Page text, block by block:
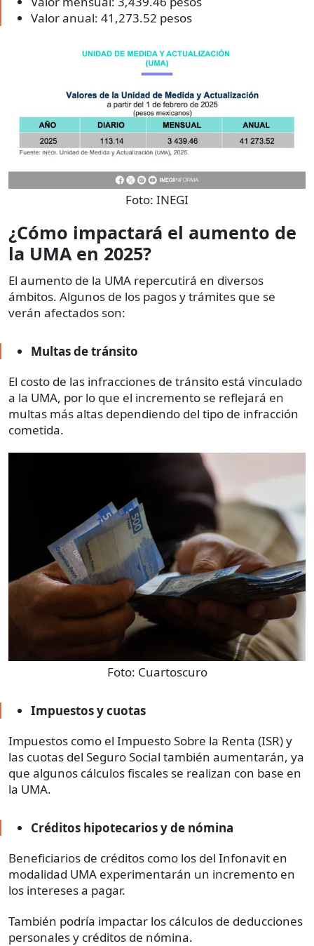
Valor anual: 41,273.52 pesos
Foto: INEGI
¿Cómo impactará el aumento de
la UMA en 2025?
El aumento de la UMA repercutirá en diversos
ámbitos. Algunos de los pagos y trámites que se
verán afectados son:
Multas de tránsito
El costo de las infracciones de tránsito está vinculado
a la UMA, por lo que el incremento se reflejará en
multas más altas dependiendo del tipo de infracción
cometida.
Foto: Cuartoscuro
Impuestos y cuotas
Impuestos como el Impuesto Sobre la Renta (ISR) y
las cuotas del Seguro Social también aumentarán, ya
que algunos cálculos fiscales se realizan con base en
la UMA.
Créditos hipotecarios y de nómina
Beneficiarios de créditos como los del Infonavit en
modalidad UMA experimentarán un incremento en
los intereses a pagar.
También podría impactar los cálculos de deducciones
personales y créditos de nómina.